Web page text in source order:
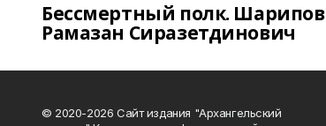
Бессмертный полк. Шарипов
Рамазан Сиразетдинович
© 2020-2026 Сайт издания "Архангельский